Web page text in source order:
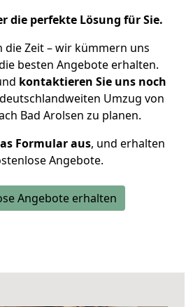
die perfekte Lösung für Sie.
die Zeit – wir kümmern uns
besten Angebote erhalten.
kontaktieren Sie uns noch
Umzug von
Bad Arolsen zu planen.
Formular aus, und erhalten
Angebote.
Angebote erhalten